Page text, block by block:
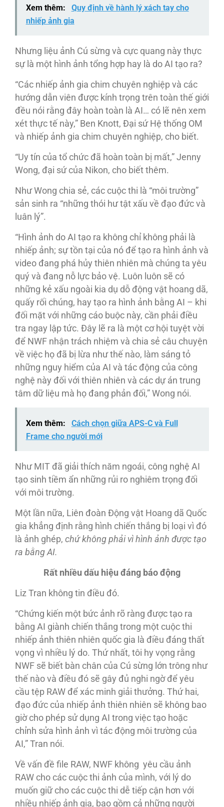
Xem thêm:
Quy định về hành lý xách tay cho
nhiếp ảnh gia
Nhưng liệu ảnh Cú sừng và cực quang này thực
sự là một hình ảnh tổng hợp hay là do AI tạo ra?
“Các nhiếp ảnh gia chim chuyên nghiệp và các
hướng dẫn viên được kính trọng trên toàn thế giới
đều nói rằng đây hoàn toàn là AI… có lẽ nên xem
xét thực tế này,” Ben Knott, Đại sứ Hệ thống OM
và nhiếp ảnh gia chim chuyên nghiệp, cho biết.
“Uy tín của tổ chức đã hoàn toàn bị mất,” Jenny
Wong, đại sứ của Nikon, cho biết thêm.
Như Wong chia sẻ, các cuộc thi là “môi trường”
sản sinh ra “những thói hư tật xấu về đạo đức và
luân lý”.
“Hình ảnh do AI tạo ra không chỉ không phải là
nhiếp ảnh; sự tồn tại của nó để tạo ra hình ảnh và
video đang phá hủy thiên nhiên mà chúng ta yêu
quý và đang nỗ lực bảo vệ. Luôn luôn sẽ có
những kẻ xấu ngoài kia dụ dỗ động vật hoang dã,
quấy rối chúng, hay tạo ra hình ảnh bằng AI – khi
đối mặt với những cáo buộc này, cần phải điều
tra ngay lập tức. Đây lẽ ra là một cơ hội tuyệt vời
để NWF nhận trách nhiệm và chia sẻ câu chuyện
về việc họ đã bị lừa như thế nào, làm sáng tỏ
những nguy hiểm của AI và tác động của công
nghệ này đối với thiên nhiên và các dự án trung
tâm dữ liệu mà họ đang phản đối,” Wong nói.
Xem thêm:
Cách chọn giữa APS-C và Full
Frame cho người mới
Như MIT đã giải thích năm ngoái, công nghệ AI
tạo sinh tiềm ẩn những rủi ro nghiêm trọng đối
với môi trường.
Một lần nữa, Liên đoàn Động vật Hoang dã Quốc
gia khẳng định rằng hình chiến thắng bị loại vì đó
là ảnh ghép, chứ không phải vì hình ảnh được tạo
ra bằng AI.
Rất nhiều dấu hiệu đáng báo động
Liz Tran không tin điều đó.
“Chứng kiến một bức ảnh rõ ràng được tạo ra
bằng AI giành chiến thắng trong một cuộc thi
nhiếp ảnh thiên nhiên quốc gia là điều đáng thất
vọng vì nhiều lý do. Thứ nhất, tôi hy vọng rằng
NWF sẽ biết bàn chân của Cú sừng lớn trông như
thế nào và điều đó sẽ gây đủ nghi ngờ để yêu
cầu tệp RAW để xác minh giải thưởng. Thứ hai,
đạo đức của nhiếp ảnh thiên nhiên sẽ không bao
giờ cho phép sử dụng AI trong việc tạo hoặc
chỉnh sửa hình ảnh vì tác động môi trường của
AI,” Tran nói.
Về vấn đề file RAW, NWF không yêu cầu ảnh
RAW cho các cuộc thi ảnh của mình, với lý do
muốn giữ cho các cuộc thi dễ tiếp cận hơn với
nhiều nhiếp ảnh gia, bao gồm cả những người